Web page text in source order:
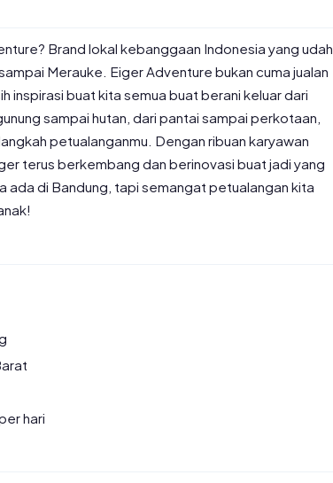
Brand lokal kebanggaan Indonesia yang udah
Merauke. Eiger Adventure bukan cuma jualan
inspirasi buat kita semua buat berani keluar dari
sampai hutan, dari pantai sampai perkotaan,
petualanganmu. Dengan ribuan karyawan
terus berkembang dan berinovasi buat jadi yang
ada di Bandung, tapi semangat petualangan kita
hari